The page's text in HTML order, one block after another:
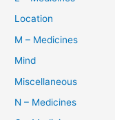
Location
M – Medicines
Mind
Miscellaneous
N – Medicines